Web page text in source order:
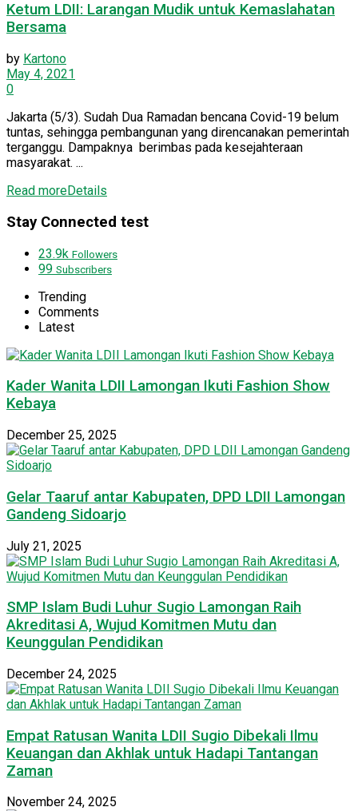
Ketum LDII: Larangan Mudik untuk Kemaslahatan
Bersama
by Kartono
May 4, 2021
0
Jakarta (5/3). Sudah Dua Ramadan bencana Covid-19 belum
tuntas, sehingga pembangunan yang direncanakan pemerintah
terganggu. Dampaknya berimbas pada kesejahteraan
masyarakat. ...
Read moreDetails
Stay Connected test
23.9k Followers
99 Subscribers
Trending
Comments
Latest
Kader Wanita LDII Lamongan Ikuti Fashion Show
Kebaya
December 25, 2025
Gelar Taaruf antar Kabupaten, DPD LDII Lamongan
Gandeng Sidoarjo
July 21, 2025
SMP Islam Budi Luhur Sugio Lamongan Raih
Akreditasi A, Wujud Komitmen Mutu dan
Keunggulan Pendidikan
December 24, 2025
Empat Ratusan Wanita LDII Sugio Dibekali Ilmu
Keuangan dan Akhlak untuk Hadapi Tantangan
Zaman
November 24, 2025